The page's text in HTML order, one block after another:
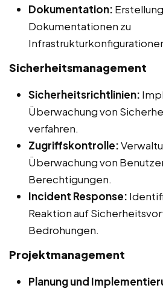
Dokumentation:
Dokumentationen zu
Sicherheitsmanagement
Sicherheitsrichtlinien:
Überwachung von
verfahren.
Zugriffskontrolle:
Überwachung von
Berechtigungen.
Incident Response:
Reaktion auf
Bedrohungen.
Projektmanagement
Planung und